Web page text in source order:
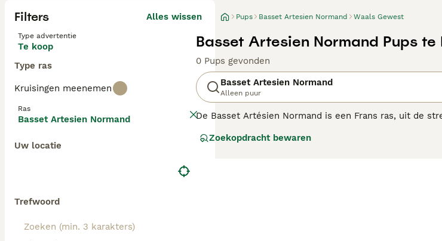
Filters Alles wissen
Type advertentie
Te koop
Type ras
Kruisingen meenemen
Ras
Basset Artesien Normand
Uw locatie
Trefwoord
Pups Basset Artesien Normand Waals Gewest
Basset Artesien Normand Pups te
0 Pups gevonden
Basset Artesien Normand
Alleen puur
De Basset Artésien Normand is een Frans ras, uit de
met name gebruikt in de jacht op haas en konijn, hetzij
Zoekopdracht bewaren